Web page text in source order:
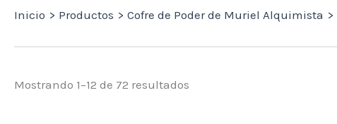
Inicio Productos Cofre de Poder de Muriel Alquimista
Mostrando 1–12 de 72 resultados